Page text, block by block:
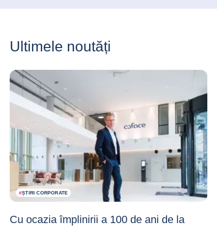
Ultimele noutăți
#ȘTIRI CORPORATE
Cu ocazia împlinirii a 100 de ani de la